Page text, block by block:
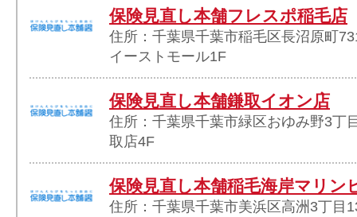
保険見直し本舗フレスポ稲毛店
住所：千葉県千葉市稲毛区長沼原町
イーストモール1F
保険見直し本舗鎌取イオン店
住所：千葉県千葉市緑区おゆみ野3丁
取店4F
保険見直し本舗稲毛海岸マリン
住所：千葉県千葉市美浜区高洲3丁目